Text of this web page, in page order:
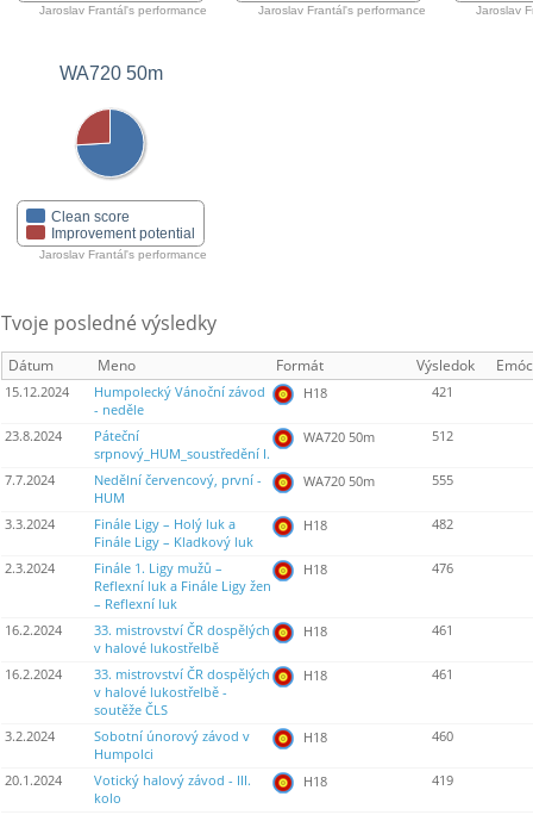
Jaroslav Frantál's performance Jaroslav Frantál's performance Jaroslav
WA720 50m
Clean score
Improvement potential
Jaroslav Frantál's performance
Tvoje posledné výsledky
Dátum Meno Formát Výsledok
15.12.2024
Humpolecký Vánoční závod
- neděle
H18 421
23.8.2024
Páteční
srpnový_HUM_soustředění I.
WA720 50m 512
7.7.2024
Nedělní červencový, první -
HUM
WA720 50m 555
3.3.2024
Finále Ligy – Holý luk a
Finále Ligy – Kladkový luk
H18 482
2.3.2024
Finále 1. Ligy mužů –
Reflexní luk a Finále Ligy žen
– Reflexní luk
H18 476
16.2.2024
33. mistrovství ČR dospělých
v halové lukostřelbě
H18 461
16.2.2024
33. mistrovství ČR dospělých
v halové lukostřelbě -
soutěže ČLS
H18 461
3.2.2024
Sobotní únorový závod v
Humpolci
H18 460
20.1.2024
Votický halový závod - III.
kolo
H18 419